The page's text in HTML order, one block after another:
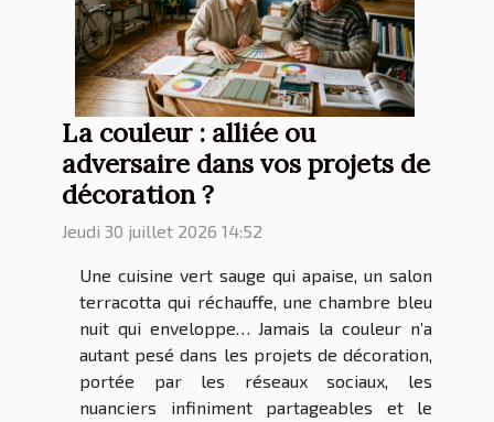
La couleur : alliée ou
adversaire dans vos projets de
décoration ?
Jeudi 30 juillet 2026 14:52
Une cuisine vert sauge qui apaise, un salon
terracotta qui réchauffe, une chambre bleu
nuit qui enveloppe… Jamais la couleur n’a
autant pesé dans les projets de décoration,
portée par les réseaux sociaux, les
nuanciers infiniment partageables et le